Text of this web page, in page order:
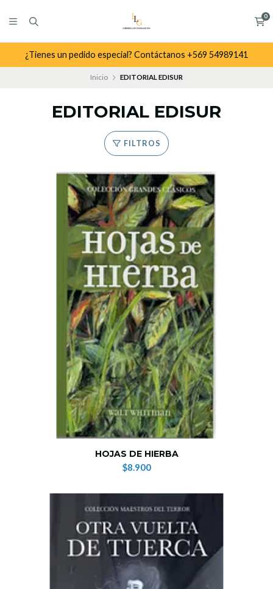
0
¿Tienes un pedido especial? Contáctanos +569 54989141
Inicio EDITORIAL EDISUR
EDITORIAL EDISUR
FILTROS
HOJAS DE HIERBA
$8.900